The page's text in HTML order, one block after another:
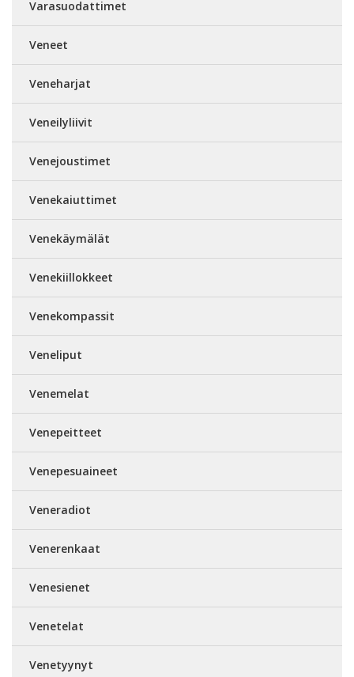
Varasuodattimet
Veneet
Veneharjat
Veneilyliivit
Venejoustimet
Venekaiuttimet
Venekäymälät
Venekiillokkeet
Venekompassit
Veneliput
Venemelat
Venepeitteet
Venepesuaineet
Veneradiot
Venerenkaat
Venesienet
Venetelat
Venetyynyt